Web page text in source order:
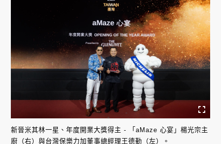
新晉米其林一星、年度開業大獎得主 - 「aMaze 心宴」楊光宗主
廚（右）與台灣保樂力加董事總經理王德勤（左）。